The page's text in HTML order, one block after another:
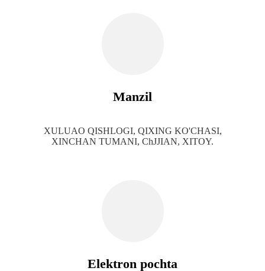
Manzil
XULUAO QISHLOGI, QIXING KO'CHASI,
XINCHAN TUMANI, ChJJIAN, XITOY.
Elektron pochta